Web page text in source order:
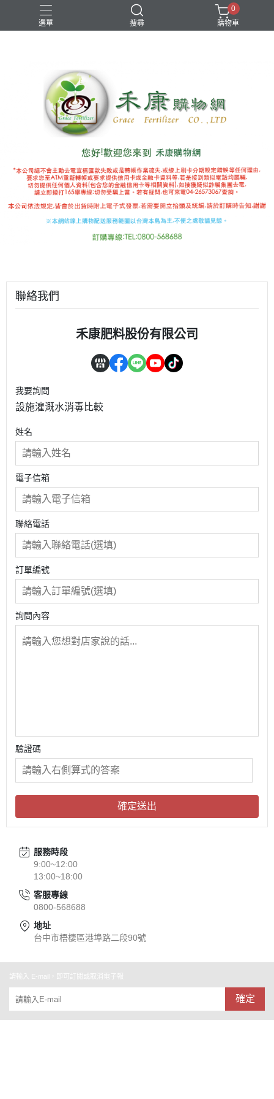
選單 搜尋
國產推薦補助 有機審字號肥料
0
購物車
聯絡我們
禾康肥料股份有限公司
我要詢問
設施灌溉水消毒比較
姓名
電子信箱
聯絡電話
訂單編號
詢問內容
驗證碼
確定送出
服務時段
9:00~12:00
13:00~18:00
客服專線
0800-568688
地址
台中市梧棲區港埠路二段90號
請輸入 E-mail，即可訂閱或取消電子報
確定